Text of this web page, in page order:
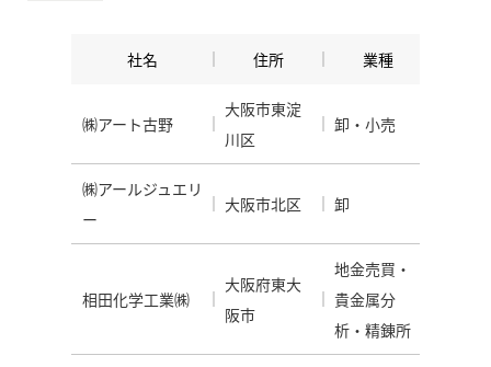
社名 住所 業種
㈱アート古野
大阪市東淀
川区
卸・小売
㈱アールジュエリ
ー
大阪市北区 卸
相田化学工業㈱
大阪府東大
阪市
地金売買・
貴金属分
析・精錬所